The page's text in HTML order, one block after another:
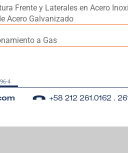
Frente y Laterales en Acero
Acero Galvanizado
a Gas
4